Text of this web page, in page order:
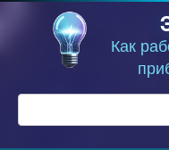
Как
Поиск: